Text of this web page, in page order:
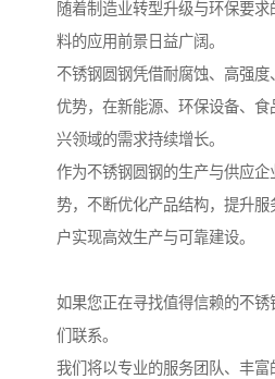
随着制造业转型升级与环保要
料的应用前景日益广阔。
不锈钢圆钢凭借耐腐蚀、高强
优势，在新能源、环保设备、
兴领域的需求持续增长。
作为不锈钢圆钢的生产与供应
势，不断优化产品结构，提升
户实现高效生产与可靠建设。
如果您正在寻找值得信赖的不
们联系。
我们将以专业的服务团队、丰